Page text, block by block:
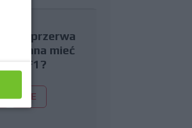
że przerwa
powinna mieć
w F1?
NIE